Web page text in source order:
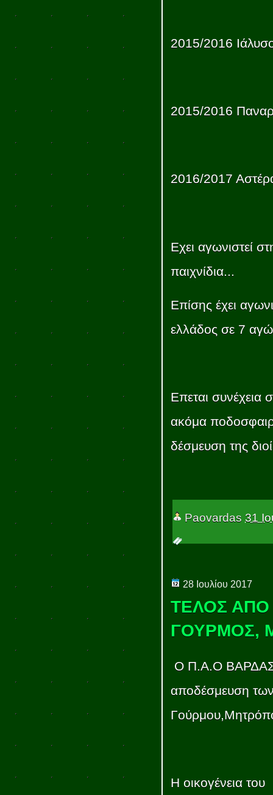
2015/2016
2015/2016
2016/2017
Εχει αγωνιστεί
παιχνίδια...
Επίσης έχει
ελλάδος σε 7
Επεται συνέχεια
ακόμα
δέσμευση της
Paovardas 31
28 Ιουλίου 2017
ΤΕΛΟΣ
ΓΟΥΡΜΟΣ,
Ο Π.Α.Ο ΒΑΡΔΑΣ
αποδέσμευση
Η οικογένεια του